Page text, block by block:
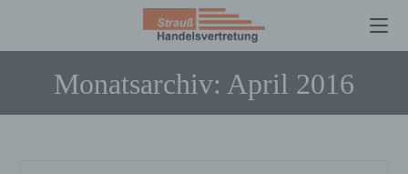
Monatsarchiv: April 2016